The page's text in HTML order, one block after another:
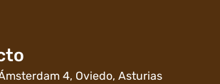
4, Oviedo, Asturias